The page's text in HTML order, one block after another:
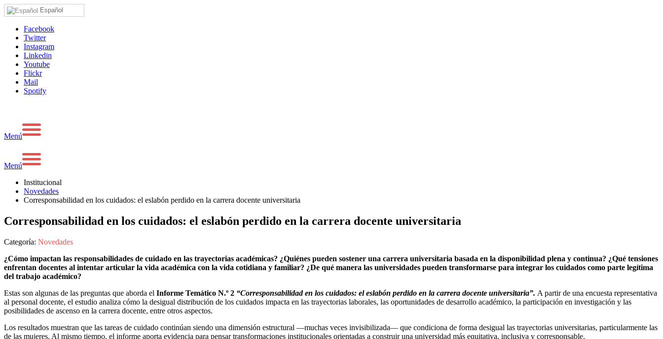
Español
Facebook
Twitter
Instagram
Linkedin
Youtube
Flickr
Mail
Spotify
Menú
Menú
Institucional
Novedades
Corresponsabilidad en los cuidados: el eslabón perdido en la carrera docente universitaria
Corresponsabilidad en los cuidados: el eslabón perdido en la carrera docente universitaria
Categoría: Novedades
¿Cómo impactan las responsabilidades de cuidado en las trayectorias académicas? ¿Quiénes pueden sostener una carrera universitaria basada en la disponibilidad plena y continua? ¿Qué tensiones
enfrentan docentes al intentar articular la vida académica con la vida cotidiana y familiar? ¿De qué manera las universidades pueden transformarse para integrar los cuidados como parte legítima
del trabajo académico?
Estas son algunas de las preguntas que aborda el Informe Temático N.º 2 “Corresponsabilidad en los cuidados: el eslabón perdido en la carrera docente universitaria”. A partir de una encuesta representativa
al personal docente, el estudio analiza cómo la desigual distribución de los cuidados impacta en las trayectorias laborales, las oportunidades de desarrollo académico, la participación en investigación y las
posibilidades de ascenso en la carrera docente, entre otros aspectos.
Los resultados muestran que las tareas de cuidado continúan siendo una dimensión estructural —muchas veces invisibilizada— que condiciona de forma desigual las trayectorias universitarias, particularmente las
de las mujeres. Al mismo tiempo, el informe aporta evidencia para pensar transformaciones institucionales orientadas a construir una universidad más equitativa, inclusiva y corresponsable.